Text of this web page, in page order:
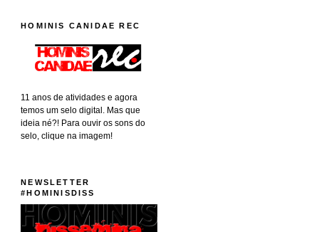
HOMINIS CANIDAE REC
11 anos de atividades e agora
temos um selo digital. Mas que
ideia né?! Para ouvir os sons do
selo, clique na imagem!
NEWSLETTER
#HOMINISDISS